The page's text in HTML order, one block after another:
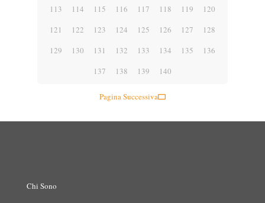
113
114 115 116 117 118 119
120
121
122 123 124 125 126 127
128
129
130 131 132 133 134 135
136
137
138 139 140
Pagina Successiva
Chi Sono